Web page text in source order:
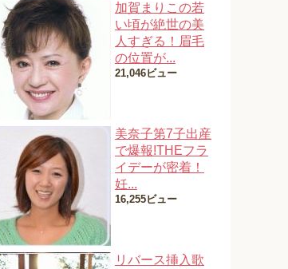
加賀まりこの若
い頃が絶世の美
人すぎる！眉毛
の位置が...
21,046ビュー
美奈子第7子出産
で爆報!THEフラ
イデーが密着！
妊...
16,255ビュー
リバース挿入歌